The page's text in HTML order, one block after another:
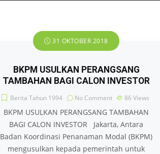
31 OKTOBER 2018
BKPM USULKAN PERANGSANG
TAMBAHAN BAGI CALON INVESTOR
Berita Tahun 1994 No Comment 86 Views
BKPM USULKAN PERANGSANG TAMBAHAN
BAGI CALON INVESTOR Jakarta, Antara
Badan Koordinasi Penanaman Modal (BKPM)
mengusulkan kepada pemerintah untuk